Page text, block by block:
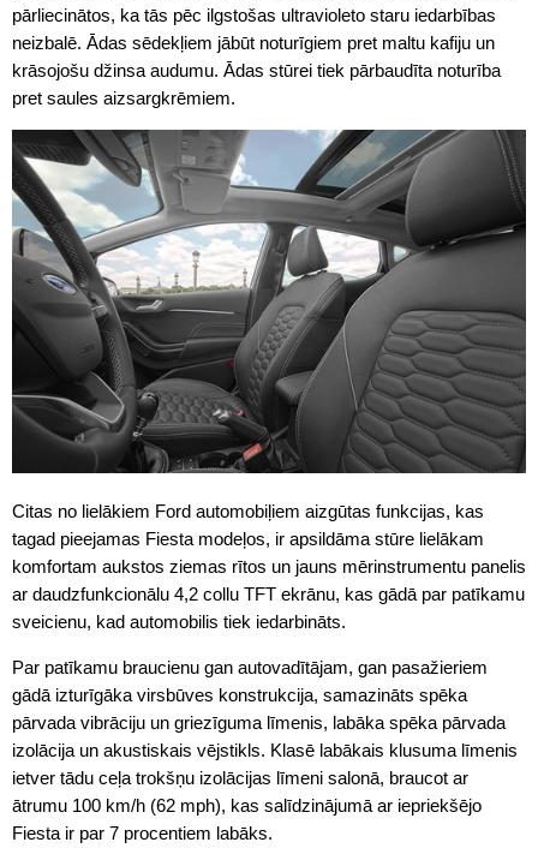
pārliecinātos, ka tās pēc ilgstošas ultravioleto staru iedarbības
neizbalē. Ādas sēdekļiem jābūt noturīgiem pret maltu kafiju un
krāsojošu džinsa audumu. Ādas stūrei tiek pārbaudīta noturība
pret saules aizsargkrēmiem.
Citas no lielākiem Ford automobiļiem aizgūtas funkcijas, kas
tagad pieejamas Fiesta modeļos, ir apsildāma stūre lielākam
komfortam aukstos ziemas rītos un jauns mērinstrumentu panelis
ar daudzfunkcionālu 4,2 collu TFT ekrānu, kas gādā par patīkamu
sveicienu, kad automobilis tiek iedarbināts.
Par patīkamu braucienu gan autovadītājam, gan pasažieriem
gādā izturīgāka virsbūves konstrukcija, samazināts spēka
pārvada vibrāciju un griezīguma līmenis, labāka spēka pārvada
izolācija un akustiskais vējstikls. Klasē labākais klusuma līmenis
ietver tādu ceļa trokšņu izolācijas līmeni salonā, braucot ar
ātrumu 100 km/h (62 mph), kas salīdzinājumā ar iepriekšējo
Fiesta ir par 7 procentiem labāks.